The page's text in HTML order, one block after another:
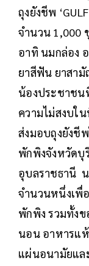
ถุงยังชีพ
จำนวน 1,000
อาทิ นมกล่อง
ยาสีฟัน ยาสา
น้องประชาชน
ความไม่สงบใ
ส่งมอบถุงยังชี
พักพิงจังหวัดบุ
อุบลราชธานี
จำนวนหนึ่งเพื่
พักพิง รวมทั้งข
นอน อาหารแ
แผ่นอนามัยแ